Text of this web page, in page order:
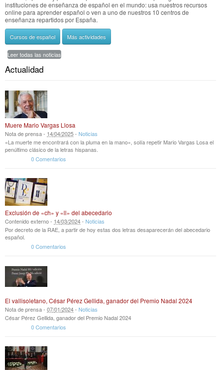
instituciones de enseñanza de español en el mundo: usa nuestros recursos
online para aprender español o ven a uno de nuestros 10 centros de
enseñanza repartidos por España.
Cursos de español Más actividades
Leer todas las noticias
Actualidad
Muere Mario Vargas Llosa
Nota de prensa - 14/04/2025- Noticias
«La muerte me encontrará con la pluma en la mano», solía repetir Mario Vargas Losa el
penúltimo clásico de la letras hispanas.
0 Comentarios
Exclusión de «ch» y «ll» del abecedario
Contenido externo - 14/03/2024- Noticias
Por decreto de la RAE, a partir de hoy estas dos letras desaparecerán del abecedario
español.
0 Comentarios
El vallisoletano, César Pérez Gellida, ganador del Premio Nadal 2024
Nota de prensa - 07/01/2024- Noticias
César Pérez Gellida, ganador del Premio Nadal 2024
0 Comentarios